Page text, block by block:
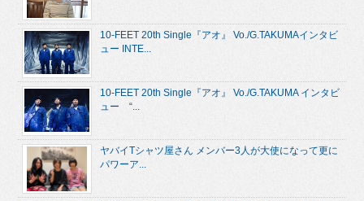
10-FEET 20th Single『アオ』 Vo./G.TAKUMAインタビ
ュー INTE...
10-FEET 20th Single『アオ』 Vo./G.TAKUMA インタビ
ュー “...
ヤバイTシャツ屋さん メンバー3人が大使になって更に
パワーア...